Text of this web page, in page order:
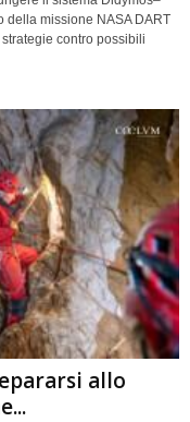
della missione NASA DART
contro possibili
allo